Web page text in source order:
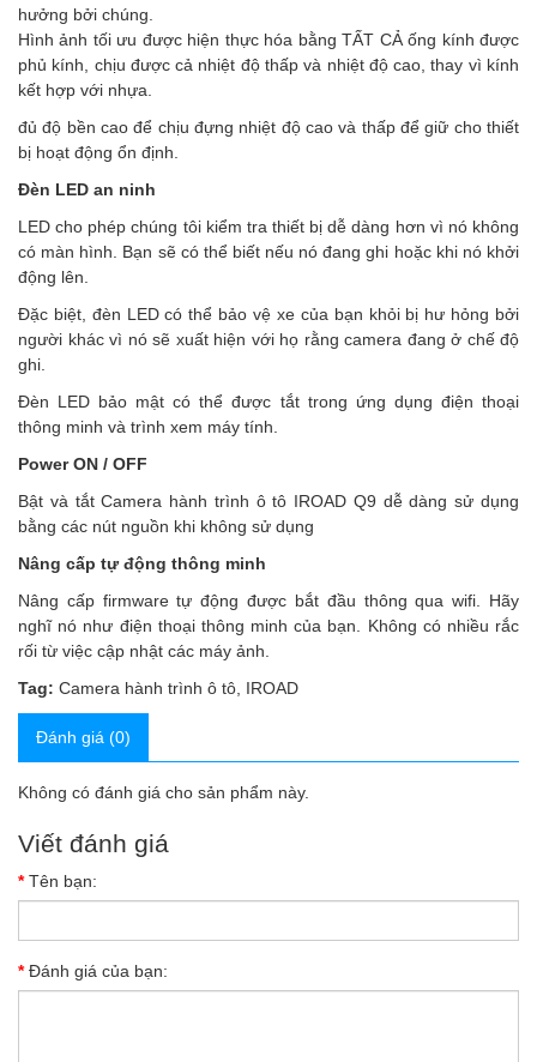
hưởng bởi chúng.
Hình ảnh tối ưu được hiện thực hóa bằng TẤT CẢ ống kính được
phủ kính, chịu được cả nhiệt độ thấp và nhiệt độ cao, thay vì kính
kết hợp với nhựa.
đủ độ bền cao để chịu đựng nhiệt độ cao và thấp để giữ cho thiết
bị hoạt động ổn định.
Đèn LED an ninh
LED cho phép chúng tôi kiểm tra thiết bị dễ dàng hơn vì nó không
có màn hình. Bạn sẽ có thể biết nếu nó đang ghi hoặc khi nó khởi
động lên.
Đặc biệt, đèn LED có thể bảo vệ xe của bạn khỏi bị hư hỏng bởi
người khác vì nó sẽ xuất hiện với họ rằng camera đang ở chế độ
ghi.
Đèn LED bảo mật có thể được tắt trong ứng dụng điện thoại
thông minh và trình xem máy tính.
Power ON / OFF
Bật và tắt Camera hành trình ô tô IROAD Q9 dễ dàng sử dụng
bằng các nút nguồn khi không sử dụng
Nâng cấp tự động thông minh
Nâng cấp firmware tự động được bắt đầu thông qua wifi. Hãy
nghĩ nó như điện thoại thông minh của bạn. Không có nhiều rắc
rối từ việc cập nhật các máy ảnh.
Tag: Camera hành trình ô tô IROAD
Đánh giá (0)
Không có đánh giá cho sản phẩm này.
Viết đánh giá
Tên bạn:
Đánh giá của bạn: